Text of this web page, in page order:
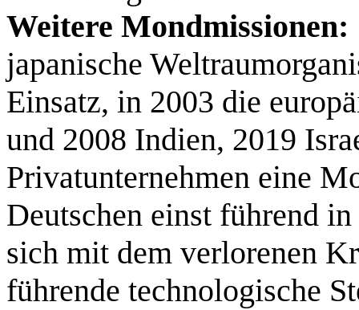
Weitere Mondmissionen:
japanische
Einsatz, in 2003 die
und 2008 Indien, 2019
Privatunternehmen eine
Deutschen einst führend
sich mit dem verlorenen
führende technologische